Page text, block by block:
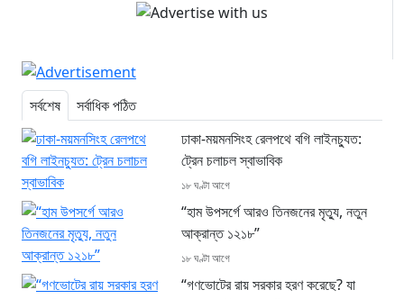
সর্বশেষ
সর্বাধিক পঠিত
ঢাকা-ময়মনসিংহ রেলপথে বগি লাইনচ্যুত:
ট্রেন চলাচল স্বাভাবিক
১৮ ঘণ্টা আগে
“হাম উপসর্গে আরও তিনজনের মৃত্যু, নতুন
আক্রান্ত ১২১৮”
১৮ ঘণ্টা আগে
“গণভোটের রায় সরকার হরণ করেছে? যা